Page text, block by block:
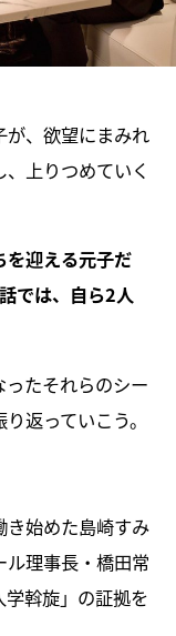
、欲望にまみれ
上りつめていく
を迎える元子だ
では、自ら2人
たそれらのシー
返っていこう。
き始めた島崎すみ
理事長・橋田常
斡旋」の証拠を